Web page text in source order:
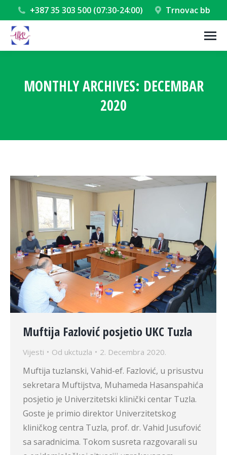
+387 35 303 500 (07:30-24:00) Trnovac bb
MONTHLY ARCHIVES: DECEMBAR
2020
Muftija Fazlović posjetio UKC Tuzla
Vijesti Od ukctuzla 2. Decembra 2020.
Muftija tuzlanski, Vahid-ef. Fazlović, u prisustvu
sekretara Muftijstva, Muhameda Hasanspahića
posjetio je Univerzitetski klinički centar Tuzla.
Goste je primio direktor Univerzitetskog
kliničkog centra Tuzla, prof. dr. Vahid Jusufović
sa saradnicima. Tokom susreta razgovarali su